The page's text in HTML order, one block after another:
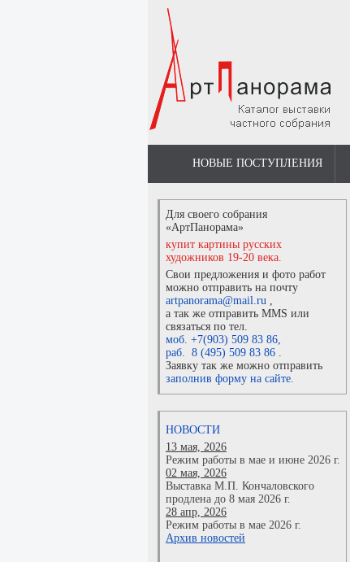
НОВЫЕ ПОСТУПЛЕНИЯ
Для своего собрания
«АртПанорама»
купит картины русских
художников 19-20 века.
Свои предложения и фото работ
можно отправить на почту
artpanorama@mail.ru ,
а так же отправить MMS или
связаться по тел.
моб. +7(903) 509 83 86,
раб. 8 (495) 509 83 86 .
Заявку так же можно отправить
заполнив форму на сайте.
НОВОСТИ
13 мая, 2026
Режим работы в мае и июне 2026 г.
02 мая, 2026
Выставка М.П. Кончаловского
продлена до 8 мая 2026 г.
28 апр, 2026
Режим работы в мае 2026 г.
Архив новостей